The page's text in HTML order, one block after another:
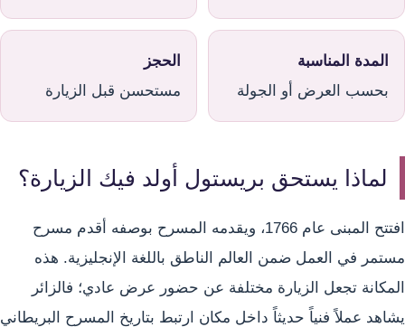
المدة المناسبة
بحسب العرض أو الجولة
الحجز
مستحسن قبل الزيارة
لماذا يستحق بريستول أولد فيك الزيارة؟
افتتح المبنى عام 1766، ويقدمه المسرح بوصفه أقدم مسرح
مستمر في العمل ضمن العالم الناطق باللغة الإنجليزية. هذه
المكانة تجعل الزيارة مختلفة عن حضور عرض عادي؛ فالزائر
يشاهد عملاً فنياً حديثاً داخل مكان ارتبط بتاريخ المسرح البريطاني